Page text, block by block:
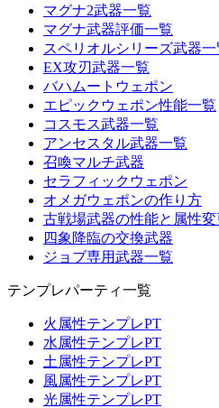
マグナ2武器一覧
マグナ武器評価一覧
スペリオルシリーズ武器一
EX攻刃武器一覧
バハムートウェポン
エピックウェポン性能一覧
コスモス武器一覧
アンセスタル武器一覧
召喚マルチ武器
セラフィックウェポン
オメガウェポンの作り方
古戦場武器の性能と属性
四象降臨の交換武器
ジョブ専用武器一覧
テンプレパーティ一覧
火属性テンプレPT
水属性テンプレPT
土属性テンプレPT
風属性テンプレPT
光属性テンプレPT